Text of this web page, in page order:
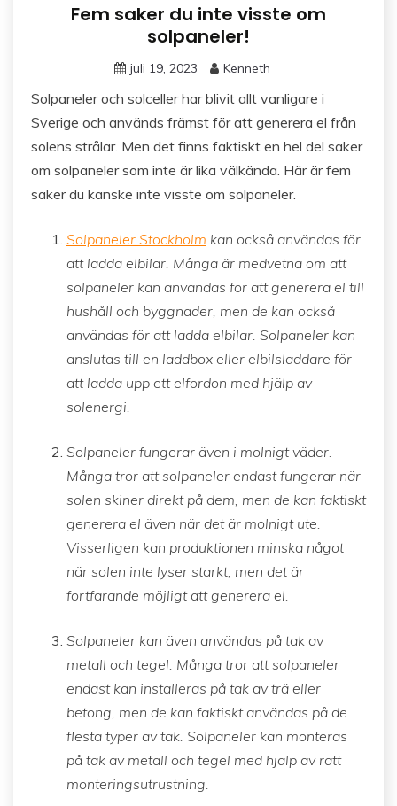
Fem saker du inte visste om
solpaneler!
juli 19, 2023 Kenneth
Solpaneler och solceller har blivit allt vanligare i
Sverige och används främst för att generera el från
solens strålar. Men det finns faktiskt en hel del saker
om solpaneler som inte är lika välkända. Här är fem
saker du kanske inte visste om solpaneler.
Solpaneler Stockholm kan också användas för
att ladda elbilar. Många är medvetna om att
solpaneler kan användas för att generera el till
hushåll och byggnader, men de kan också
användas för att ladda elbilar. Solpaneler kan
anslutas till en laddbox eller elbilsladdare för
att ladda upp ett elfordon med hjälp av
solenergi.
Solpaneler fungerar även i molnigt väder.
Många tror att solpaneler endast fungerar när
solen skiner direkt på dem, men de kan faktiskt
generera el även när det är molnigt ute.
Visserligen kan produktionen minska något
när solen inte lyser starkt, men det är
fortfarande möjligt att generera el.
Solpaneler kan även användas på tak av
metall och tegel. Många tror att solpaneler
endast kan installeras på tak av trä eller
betong, men de kan faktiskt användas på de
flesta typer av tak. Solpaneler kan monteras
på tak av metall och tegel med hjälp av rätt
monteringsutrustning.